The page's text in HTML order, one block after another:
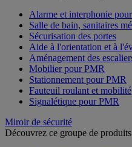
Alarme et interphonie
Salle de bain, sanitaires
Sécurisation des portes
Aide à l'orientation et à
Aménagement des
Mobilier pour PMR
Stationnement pour PMR
Fauteuil roulant et mobilité
Signalétique pour PMR
Miroir de sécurité
Découvrez ce groupe de produits